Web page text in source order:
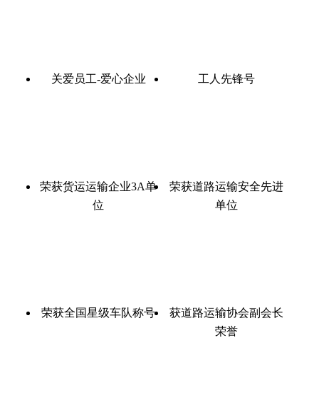
关爱员工-爱心企业 工人先锋号
荣获货运运输企业3A单
位
荣获道路运输安全先进
单位
荣获全国星级车队称号
获道路运输协会副会长
荣誉